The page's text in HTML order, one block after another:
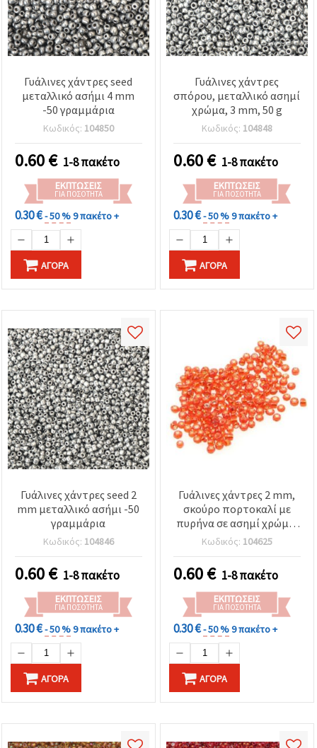
Γυάλινες χάντρες seed
μεταλλικό ασήμι 4 mm
-50 γραμμάρια
Κωδικός: 104850
0.60€ 1-8 πακέτο
ΕΚΠΤΏΣΕΙΣ
ΓΙΑ ΠΟΣΌΤΗΤΑ
0.30 €- 50 %9 πακέτο +
ΑΓΟΡΆ
Γυάλινες χάντρες
σπόρου, μεταλλικό ασημί
χρώμα, 3 mm, 50 g
Κωδικός: 104848
0.60€ 1-8 πακέτο
ΕΚΠΤΏΣΕΙΣ
ΓΙΑ ΠΟΣΌΤΗΤΑ
0.30 €- 50 %9 πακέτο +
ΑΓΟΡΆ
Γυάλινες χάντρες seed 2
mm μεταλλικό ασήμι -50
γραμμάρια
Κωδικός: 104846
0.60€ 1-8 πακέτο
ΕΚΠΤΏΣΕΙΣ
ΓΙΑ ΠΟΣΌΤΗΤΑ
0.30 €- 50 %9 πακέτο +
ΑΓΟΡΆ
Γυάλινες χάντρες 2 mm,
σκούρο πορτοκαλί με
πυρήνα σε ασημί χρώμα,
50 γραμμάρια
Κωδικός: 104625
0.60€ 1-8 πακέτο
ΕΚΠΤΏΣΕΙΣ
ΓΙΑ ΠΟΣΌΤΗΤΑ
0.30 €- 50 %9 πακέτο +
ΑΓΟΡΆ